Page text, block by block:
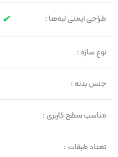
طراحی ایمنی لبه‌ها :
نوع سازه :
جنس بدنه :
مناسب سطح کاربری :
تعداد طبقات :